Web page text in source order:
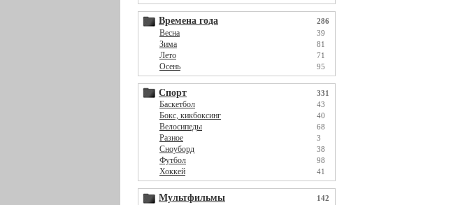
Времена года 286
Весна 39
Зима 81
Лето 71
Осень 95
Спорт 331
Баскетбол 43
Бокс, кикбоксинг 40
Велосипеды 68
Разное 3
Сноуборд 38
Футбол 98
Хоккей 41
Мультфильмы 142